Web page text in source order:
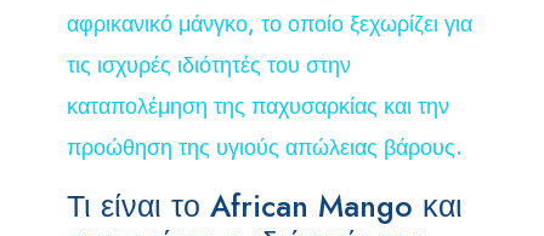
αφρικανικό μάνγκο, το οποίο ξεχωρίζει για
τις ισχυρές ιδιότητές του στην
καταπολέμηση της παχυσαρκίας και την
προώθηση της υγιούς απώλειας βάρους.
Τι είναι το African Mango και